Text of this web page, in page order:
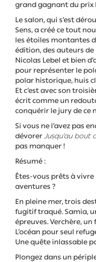
grand gagnant du prix
Le salon, qui s’est
Sens, a créé ce tout
les étoiles montantes
édition, des auteurs de
Nicolas Lebel et bien
pour représenter le
polar historique, huis
Et c’est avec son
écrit comme un
conquérir le jury de ce
Si vous ne l’avez pas
dévorerJusqu’au bout
pas manquer !
Résumé :
Êtes-vous prêts à
aventures ?
En pleine mer, trois
fugitif traqué. Samia,
épreuves. Verchère, un
L’océan pour seul
Une quête inlassable
Plongez dans un